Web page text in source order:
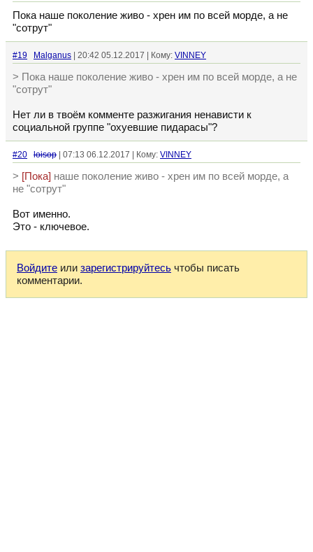
Пока наше поколение живо - хрен им по всей морде, а не
"сотрут"
#19 Malganus | 20:42 05.12.2017 | Кому: VINNEY
> Пока наше поколение живо - хрен им по всей морде, а не
"сотрут"
Нет ли в твоём комменте разжигания ненависти к
социальной группе "охуевшие пидарасы"?
#20 loisop | 07:13 06.12.2017 | Кому: VINNEY
> [Пока] наше поколение живо - хрен им по всей морде, а
не "сотрут"
Вот именно.
Это - ключевое.
Войдите или зарегистрируйтесь чтобы писать
комментарии.